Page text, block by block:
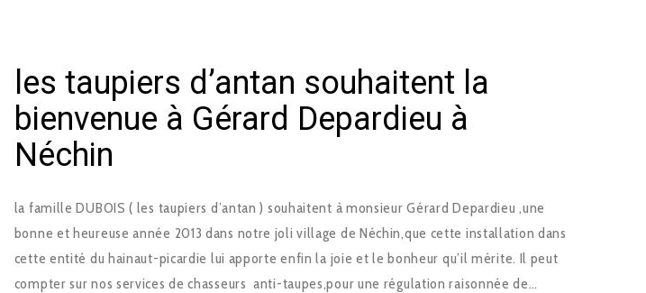
les taupiers d’antan souhaitent la
bienvenue à Gérard Depardieu à
Néchin
la famille DUBOIS ( les taupiers d’antan ) souhaitent à monsieur Gérard Depardieu ,une
bonne et heureuse année 2013 dans notre joli village de Néchin,que cette installation dans
cette entité du hainaut-picardie lui apporte enfin la joie et le bonheur qu’il mérite. Il peut
compter sur nos services de chasseurs anti-taupes,pour une régulation raisonnée de…